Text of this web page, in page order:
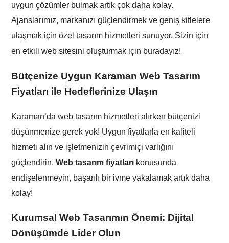
uygun çözümler bulmak artık çok daha kolay.
Ajanslarımız, markanızı güçlendirmek ve geniş kitlelere
ulaşmak için özel tasarım hizmetleri sunuyor. Sizin için
en etkili web sitesini oluşturmak için buradayız!
Bütçenize Uygun Karaman Web Tasarım
Fiyatları ile Hedeflerinize Ulaşın
Karaman’da web tasarım hizmetleri alırken bütçenizi
düşünmenize gerek yok! Uygun fiyatlarla en kaliteli
hizmeti alın ve işletmenizin çevrimiçi varlığını
güçlendirin.Web tasarım fiyatları konusunda
endişelenmeyin, başarılı bir ivme yakalamak artık daha
kolay!
Kurumsal Web Tasarımın Önemi: Dijital
Dönüşümde Lider Olun